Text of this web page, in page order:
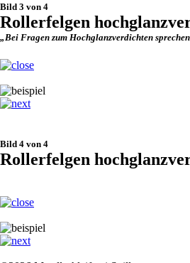
Bild 3 von 4
Rollerfelgen
„Bei Fragen zum Hochglanzverdichten
Bild 4 von 4
Rollerfelgen